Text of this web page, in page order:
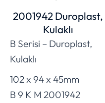
2001942 Duroplast,
Kulaklı
B Serisi – Duroplast,
Kulaklı
102 x 94 x 45mm
B 9 K M 2001942